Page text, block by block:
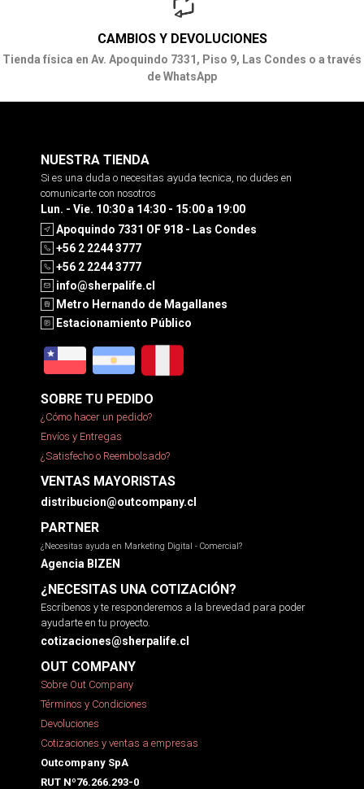
CAMBIOS Y DEVOLUCIONES
Tienda física en Av. Apoquindo 7331, Piso 9, Las Condes o a través
de WhatsApp
NUESTRA TIENDA
Si es una duda o necesitas ayuda tecnica, no dudes en
comunicarte con nosotros
Lun. - Vie. 10:30 a 14:30 - 15:00 a 19:00
Apoquindo 7331 OF 918 - Las Condes
+56 2 2244 3777
+56 2 2244 3777
info@sherpalife.cl
Metro Hernando de Magallanes
Estacionamiento Público
SOBRE TU PEDIDO
¿Cómo hacer un pedido?
Envíos y Entregas
¿Satisfecho o Reembolsado?
VENTAS MAYORISTAS
distribucion@outcompany.cl
PARTNER
¿Necesitas ayuda en Marketing Digital - Comercial?
Agencia BIZEN
¿NECESITAS UNA COTIZACIÓN?
Escríbenos y te responderemos a la brevedad para poder
ayudarte en tu proyecto.
cotizaciones@sherpalife.cl
OUT COMPANY
Sobre Out Company
Términos y Condiciones
Devoluciones
Cotizaciones y ventas a empresas
Outcompany SpA
RUT Nº76.266.293-0